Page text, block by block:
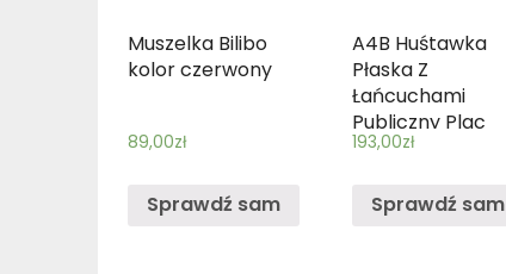
Muszelka Bilibo
kolor czerwony
89,00zł
Sprawdź sam
A4B Huśtawka
Płaska Z
Łańcuchami
Publiczny Plac
193,00zł
Sprawdź sam